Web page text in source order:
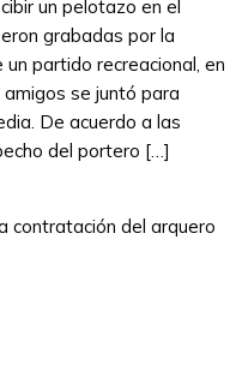
un pelotazo en el
grabadas por la
partido recreacional, en
amigos se juntó para
De acuerdo a las
del portero […]